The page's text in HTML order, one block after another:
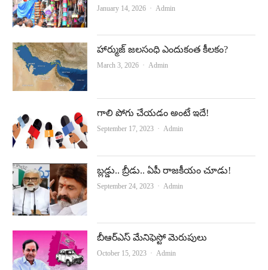
January 14, 2026 Author
Admin
హార్ముజ్‌ జలసంధి ఎందుకంత కీలకం?
March 3, 2026 Author
Admin
గాలి పోగు చేయ‌డం అంటే ఇదే!
September 17, 2023 Author
Admin
బ్లడ్డు.. బ్రీడు.. ఏపీ రాజకీయం చూడు!
September 24, 2023 Author
Admin
బీఆర్‌ఎస్‌ మేనిఫెస్టో మెరుపులు
October 15, 2023 Author
Admin